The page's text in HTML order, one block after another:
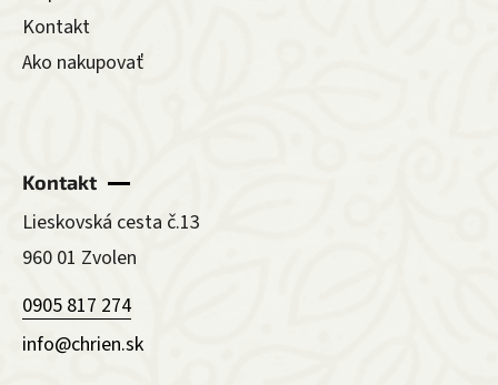
Kontakt
Ako nakupovať
Kontakt
Lieskovská cesta č.13
960 01 Zvolen
0905 817 274
info@chrien.sk